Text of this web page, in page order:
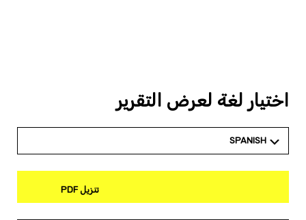
اختيار لغة لعرض التقرير
SPANISH
تنزيل PDF